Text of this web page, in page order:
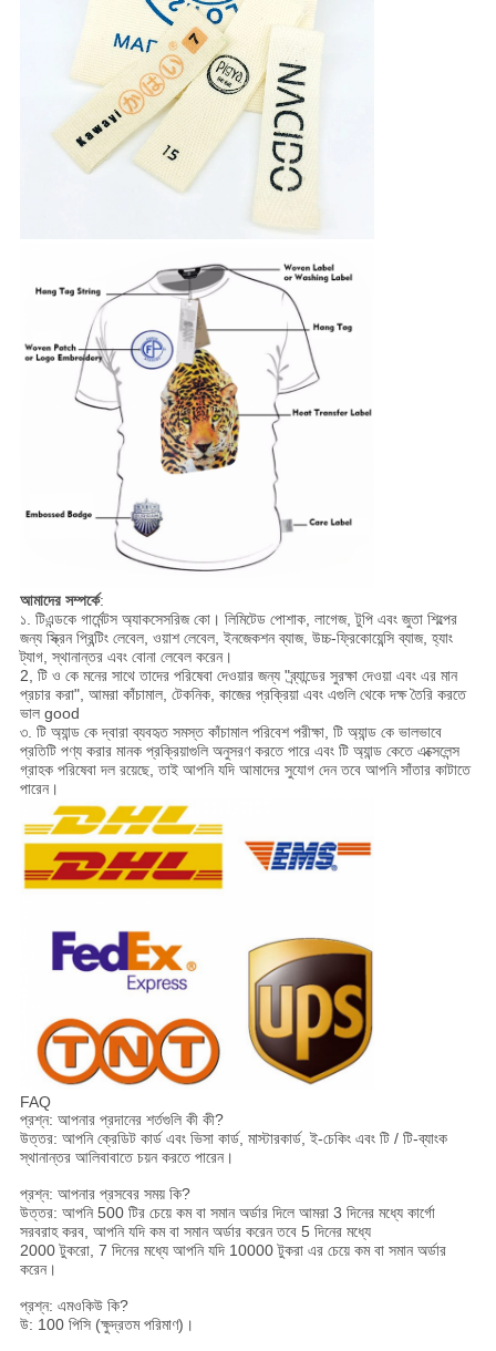
আমাদের সম্পর্কে:
১. টিএন্ডকে গার্মেন্টস অ্যাকসেসরিজ কো। লিমিটেড পোশাক, লাগেজ, টুপি এবং জুতা শিল্পের
জন্য স্ক্রিন প্রিন্টিং লেবেল, ওয়াশ লেবেল, ইনজেকশন ব্যাজ, উচ্চ-ফ্রিকোয়েন্সি ব্যাজ, হ্যাং
ট্যাগ, স্থানান্তর এবং বোনা লেবেল করেন।
2, টি ও কে মনের সাথে তাদের পরিষেবা দেওয়ার জন্য "ব্র্যান্ডের সুরক্ষা দেওয়া এবং এর মান
প্রচার করা", আমরা কাঁচামাল, টেকনিক, কাজের প্রক্রিয়া এবং এগুলি থেকে দক্ষ তৈরি করতে
ভাল good
৩. টি অ্যান্ড কে দ্বারা ব্যবহৃত সমস্ত কাঁচামাল পরিবেশ পরীক্ষা, টি অ্যান্ড কে ভালভাবে
প্রতিটি পণ্য করার মানক প্রক্রিয়াগুলি অনুসরণ করতে পারে এবং টি অ্যান্ড কেতে এক্সেলেন্স
গ্রাহক পরিষেবা দল রয়েছে, তাই আপনি যদি আমাদের সুযোগ দেন তবে আপনি সাঁতার কাটাতে
পারেন।
FAQ
প্রশ্ন: আপনার প্রদানের শর্তগুলি কী কী?
উত্তর: আপনি ক্রেডিট কার্ড এবং ভিসা কার্ড, মাস্টারকার্ড, ই-চেকিং এবং টি / টি-ব্যাংক
স্থানান্তর আলিবাবাতে চয়ন করতে পারেন।
প্রশ্ন: আপনার প্রসবের সময় কি?
উত্তর: আপনি 500 টির চেয়ে কম বা সমান অর্ডার দিলে আমরা 3 দিনের মধ্যে কার্গো
সরবরাহ করব, আপনি যদি কম বা সমান অর্ডার করেন তবে 5 দিনের মধ্যে
2000 টুকরো, 7 দিনের মধ্যে আপনি যদি 10000 টুকরা এর চেয়ে কম বা সমান অর্ডার
করেন।
প্রশ্ন: এমওকিউ কি?
উ: 100 পিসি (ক্ষুদ্রতম পরিমাণ)।